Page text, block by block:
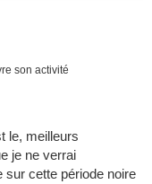
son activité
le, meilleurs
je ne verrai
sur cette période noire